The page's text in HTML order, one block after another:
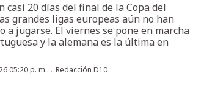
casi 20 días del final de la Copa del
grandes ligas europeas aún no han
a jugarse. El viernes se pone en marcha
y la alemana es la última en
05:20 p. m. ·Redacción D10